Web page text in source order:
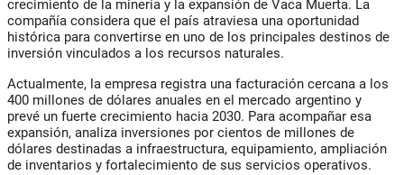
crecimiento de la minería y la expansión de Vaca Muerta. La
compañía considera que el país atraviesa una oportunidad
histórica para convertirse en uno de los principales destinos de
inversión vinculados a los recursos naturales.
Actualmente, la empresa registra una facturación cercana a los
400 millones de dólares anuales en el mercado argentino y
prevé un fuerte crecimiento hacia 2030. Para acompañar esa
expansión, analiza inversiones por cientos de millones de
dólares destinadas a infraestructura, equipamiento, ampliación
de inventarios y fortalecimiento de sus servicios operativos.